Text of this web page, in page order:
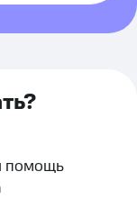
помощь